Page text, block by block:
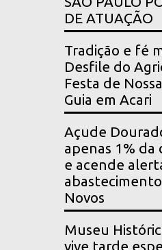
DE ATUAÇÃO
Tradição e fé
Desfile do
Festa de
Guia em Acari
Açude
apenas 1% da
e acende
Novos
Museu
vive tarde